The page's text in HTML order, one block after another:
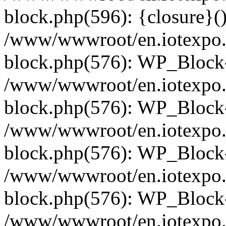
block.php(596):
/www/wwwroot/
block.php(576):
/www/wwwroot/
block.php(576):
/www/wwwroot/
block.php(576):
/www/wwwroot/
block.php(576):
/www/wwwroot/